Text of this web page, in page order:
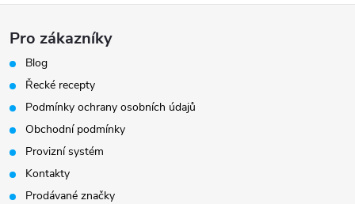
Z
á
p
a
t
Pro zákazníky
Blog
Řecké recepty
Podmínky ochrany osobních údajů
Obchodní podmínky
Provizní systém
Kontakty
Prodávané značky